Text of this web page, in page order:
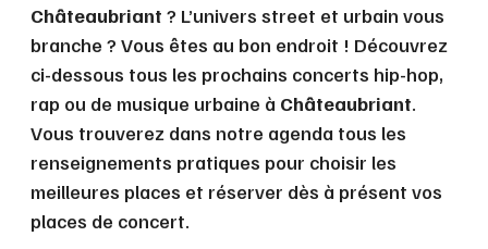
Châteaubriant ? L’univers street et urbain vous
branche ? Vous êtes au bon endroit ! Découvrez
ci-dessous tous les prochains concerts hip-hop,
rap ou de musique urbaine à Châteaubriant.
Vous trouverez dans notre agenda tous les
renseignements pratiques pour choisir les
meilleures places et réserver dès à présent vos
places de concert.